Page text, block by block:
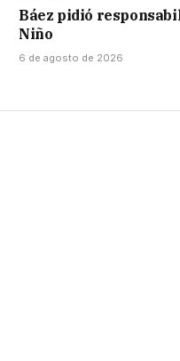
Báez pidió
Niño
6 de agosto de 2026